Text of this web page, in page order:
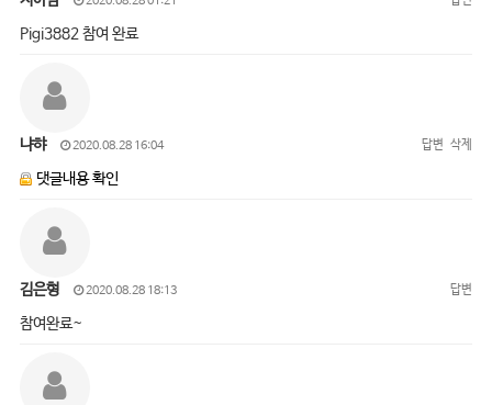
Pigi3882 참여 완료
냐햐 2020.08.28 16:04 답변 삭제
댓글내용 확인
김은형 2020.08.28 18:13 답변
참여완료~